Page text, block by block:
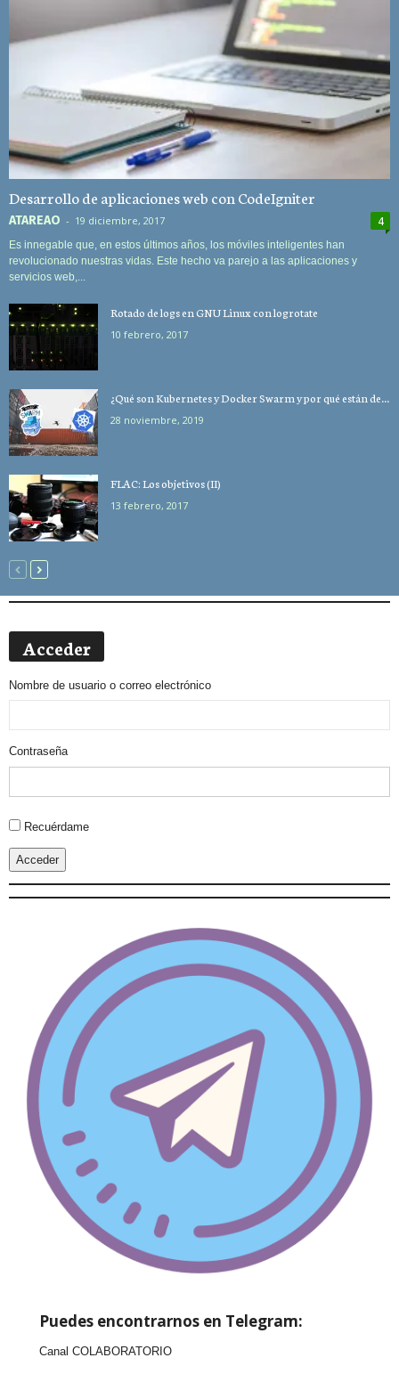
Desarrollo de aplicaciones web con CodeIgniter
ATAREAO - 19 diciembre, 2017 4
Es innegable que, en estos últimos años, los móviles inteligentes han
revolucionado nuestras vidas. Este hecho va parejo a las aplicaciones y
servicios web,...
Rotado de logs en GNU Linux con logrotate
10 febrero, 2017
¿Qué son Kubernetes y Docker Swarm y por qué están de...
28 noviembre, 2019
FLAC: Los objetivos (II)
13 febrero, 2017
Acceder
Nombre de usuario o correo electrónico
Contraseña
Alternative:
Recuérdame
Acceder
Puedes encontrarnos en Telegram:
Canal COLABORATORIO